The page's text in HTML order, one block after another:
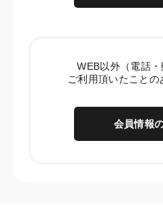
WEB以外（電話
ご利用頂いたこと
会員情報